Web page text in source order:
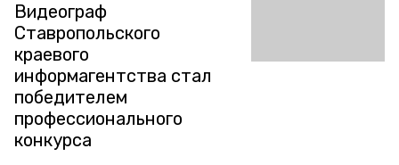
Видеограф
Ставропольского
краевого
информагентства стал
победителем
профессионального
конкурса